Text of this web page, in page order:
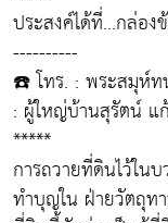
ประสงค์ได้ที่...กล่อ
----------
☎️ โทร. : พระสมุห์ท
: ผู้ใหญ่บ้านสุรัตน์ แ
*****
การถวายที่ดินไว้ใน
ทำบุญใน ฝ่ายวัตถุท